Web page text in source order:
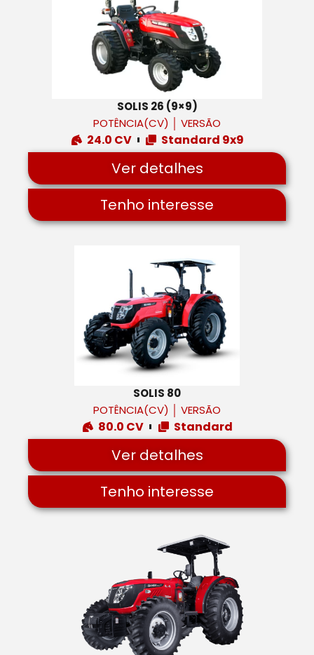
SOLIS 26 (9×9)
POTÊNCIA(CV)
VERSÃO
24.0 CV Standard 9x9
Ver detalhes
Tenho interesse
SOLIS 80
POTÊNCIA(CV)
VERSÃO
80.0 CV Standard
Ver detalhes
Tenho interesse